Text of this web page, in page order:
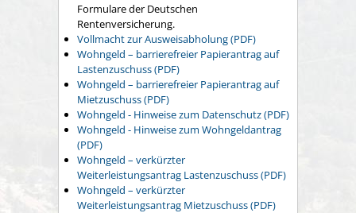
Formulare der Deutschen
Rentenversicherung.
Vollmacht zur Ausweisabholung (PDF)
Wohngeld – barrierefreier Papierantrag auf
Lastenzuschuss (PDF)
Wohngeld – barrierefreier Papierantrag auf
Mietzuschuss (PDF)
Wohngeld - Hinweise zum Datenschutz (PDF)
Wohngeld - Hinweise zum Wohngeldantrag
(PDF)
Wohngeld – verkürzter
Weiterleistungsantrag Lastenzuschuss (PDF)
Wohngeld – verkürzter
Weiterleistungsantrag Mietzuschuss (PDF)